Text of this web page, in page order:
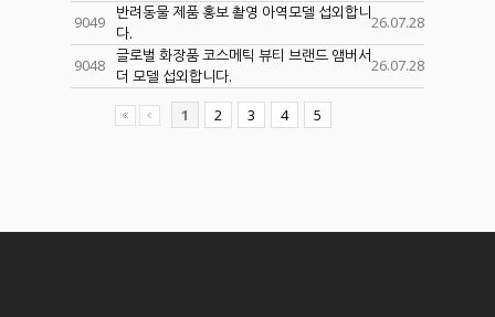
9049
반려동물 제품 홍보 촬영 아역모델 섭외합니
다.
26.07.28
9048 글로벌 화장품 코스메틱 뷰티 브랜드 앰버서
더 모델 섭외합니다.
26.07.28
1 2 3 4 5